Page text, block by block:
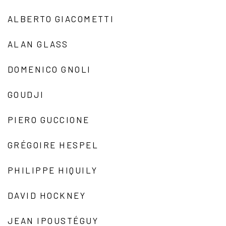
ALBERTO GIACOMETTI
ALAN GLASS
DOMENICO GNOLI
GOUDJI
PIERO GUCCIONE
GRÉGOIRE HESPEL
PHILIPPE HIQUILY
DAVID HOCKNEY
JEAN IPOUSTÉGUY